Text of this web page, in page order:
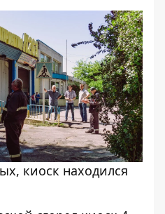
киоск находился